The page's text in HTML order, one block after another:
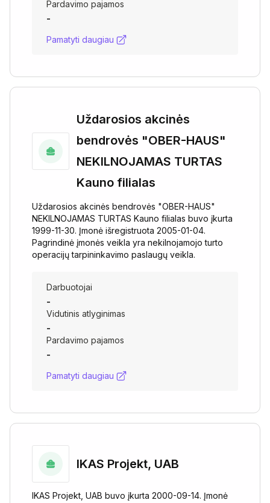
Pardavimo pajamos
-
Pamatyti daugiau
Uždarosios akcinės
bendrovės "OBER-HAUS"
NEKILNOJAMAS TURTAS
Kauno filialas
Uždarosios akcinės bendrovės "OBER-HAUS"
NEKILNOJAMAS TURTAS Kauno filialas buvo įkurta
1999-11-30. Įmonė išregistruota 2005-01-04.
Pagrindinė įmonės veikla yra nekilnojamojo turto
operacijų tarpininkavimo paslaugų veikla.
Darbuotojai
-
Vidutinis atlyginimas
-
Pardavimo pajamos
-
Pamatyti daugiau
IKAS Projekt, UAB
IKAS Projekt, UAB buvo įkurta 2000-09-14. Įmonė